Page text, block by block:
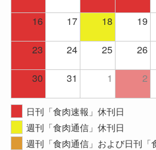
16
17 18 19
23
24 25 26
30
31 1 2
日刊「食肉速報」休刊日
週刊「食肉通信」休刊日
週刊「食肉通信」および日刊「